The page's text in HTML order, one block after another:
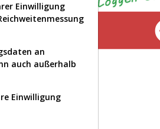
Einwilligung
an
auch außerhalb
Einwilligung